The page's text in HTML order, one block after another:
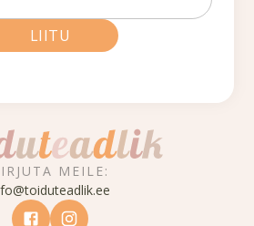
MEILE:
LIITU